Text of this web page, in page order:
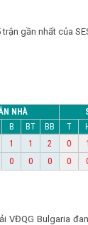
gần nhất của
NHÀ
B BT BB T
1 1 2 0 1
0 0 0 0
VĐQG Bulgaria